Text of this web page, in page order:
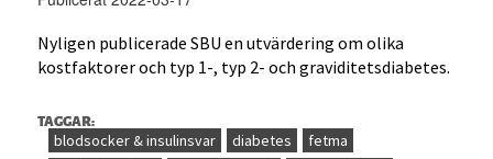
Nyligen publicerade SBU en utvärdering om olika
kostfaktorer och typ 1-, typ 2- och graviditetsdiabetes.
TAGGAR:
blodsocker & insulinsvar diabetes
fetma